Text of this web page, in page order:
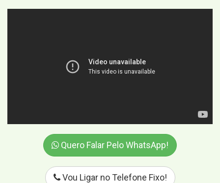
Quero Falar Pelo WhatsApp!
Vou Ligar no Telefone Fixo!